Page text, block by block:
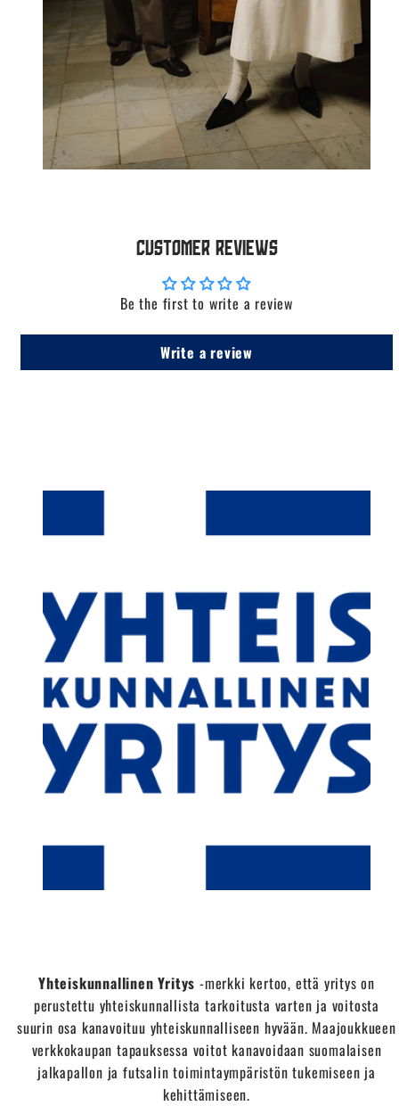
Customer Reviews
Be the first to write a review
Write a review
Yhteiskunnallinen Yritys -merkki kertoo, että yritys on
perustettu yhteiskunnallista tarkoitusta varten ja voitosta
suurin osa kanavoituu yhteiskunnalliseen hyvään. Maajoukkueen
verkkokaupan tapauksessa voitot kanavoidaan suomalaisen
jalkapallon ja futsalin toimintaympäristön tukemiseen ja
kehittämiseen.